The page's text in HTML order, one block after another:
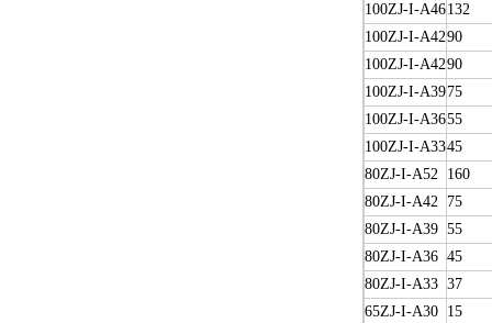
100ZJ-I-A46132
100ZJ-I-A4290
100ZJ-I-A4290
100ZJ-I-A3975
100ZJ-I-A3655
100ZJ-I-A3345
80ZJ-I-A52 160
80ZJ-I-A42 75
80ZJ-I-A39 55
80ZJ-I-A36 45
80ZJ-I-A33 37
65ZJ-I-A30 15